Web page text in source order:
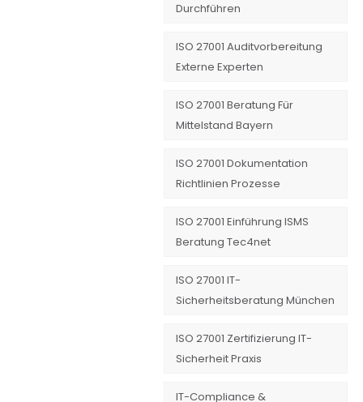
Durchführen
ISO 27001 Auditvorbereitung
Externe Experten
ISO 27001 Beratung Für
Mittelstand Bayern
ISO 27001 Dokumentation
Richtlinien Prozesse
ISO 27001 Einführung ISMS
Beratung Tec4net
ISO 27001 IT-
Sicherheitsberatung München
ISO 27001 Zertifizierung IT-
Sicherheit Praxis
IT-Compliance &